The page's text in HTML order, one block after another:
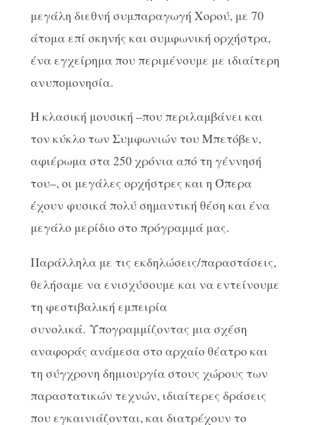
μεγάλη διεθνή συμπαραγωγή Χορού, με 70
άτομα επί σκηνής και συμφωνική ορχήστρα,
ένα εγχείρημα που περιμένουμε με ιδιαίτερη
ανυπομονησία.
Η κλασική μουσική –που περιλαμβάνει και
τον κύκλο των Συμφωνιών του Μπετόβεν,
αφιέρωμα στα 250 χρόνια από τη γέννησή
του–, οι μεγάλες ορχήστρες και η Όπερα
έχουν φυσικά πολύ σημαντική θέση και ένα
μεγάλο μερίδιο στο πρόγραμμά μας.
Παράλληλα με τις εκδηλώσεις/παραστάσεις,
θελήσαμε να ενισχύσουμε και να εντείνουμε
τη φεστιβαλική εμπειρία
συνολικά. Υπογραμμίζοντας μια σχέση
αναφοράς ανάμεσα στο αρχαίο θέατρο και
τη σύγχρονη δημιουργία στους χώρους των
παραστατικών τεχνών, ιδιαίτερες δράσεις
που εγκαινιάζονται, και διατρέχουν το